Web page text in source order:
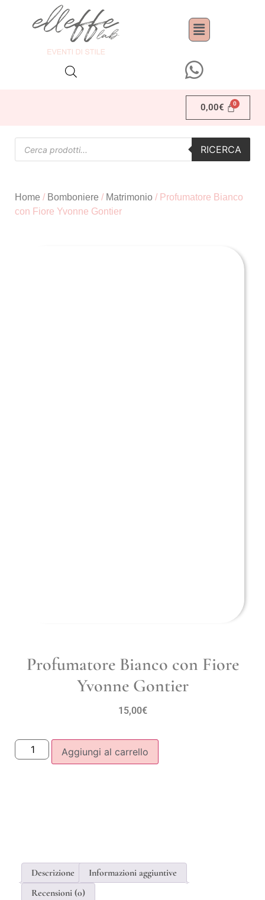
0,00€
RICERCA
Home / Bomboniere / Matrimonio / Profumatore Bianco
con Fiore Yvonne Gontier
Profumatore Bianco con Fiore
Yvonne Gontier
15,00€
Aggiungi al carrello
Descrizione
Informazioni aggiuntive
Recensioni (0)